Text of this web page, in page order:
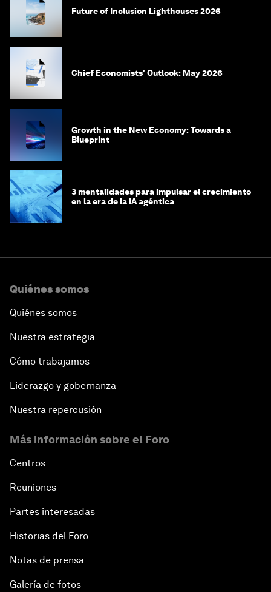
Future of Inclusion Lighthouses 2026
Chief Economists' Outlook: May 2026
Growth in the New Economy: Towards a
Blueprint
3 mentalidades para impulsar el crecimiento
en la era de la IA agéntica
Quiénes somos
Quiénes somos
Nuestra estrategia
Cómo trabajamos
Liderazgo y gobernanza
Nuestra repercusión
Más información sobre el Foro
Centros
Reuniones
Partes interesadas
Historias del Foro
Notas de prensa
Galería de fotos